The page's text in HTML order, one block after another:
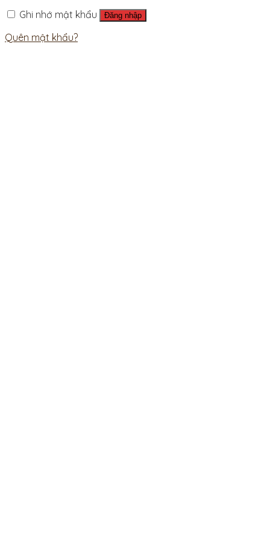
Ghi nhớ mật khẩu Đăng nhập
Quên mật khẩu?